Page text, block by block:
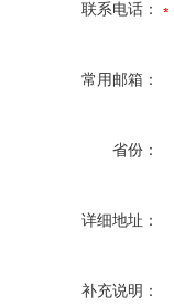
联系电话：
常用邮箱：
省份：
详细地址：
补充说明：